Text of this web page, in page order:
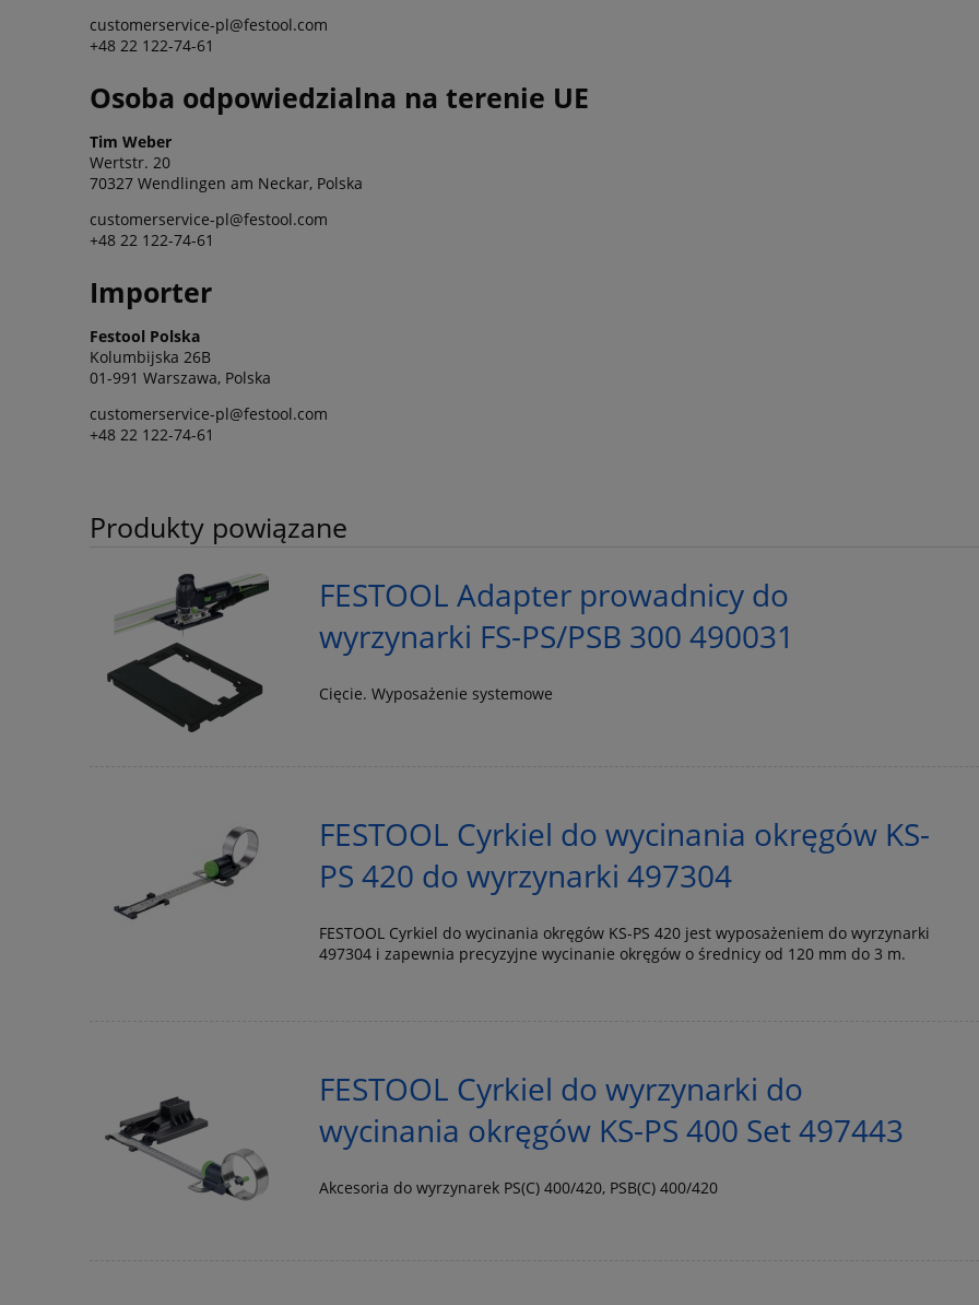
customerservice-pl@festool.com
+48 22 122-74-61
Osoba odpowiedzialna na terenie UE
Tim Weber
Wertstr. 20
70327 Wendlingen am Neckar, Polska
customerservice-pl@festool.com
+48 22 122-74-61
Importer
Festool Polska
Kolumbijska 26B
01-991 Warszawa, Polska
customerservice-pl@festool.com
+48 22 122-74-61
Produkty powiązane
FESTOOL Adapter prowadnicy do
wyrzynarki FS-PS/PSB 300 490031
Cięcie. Wyposażenie systemowe
FESTOOL Cyrkiel do wycinania okręgów KS-
PS 420 do wyrzynarki 497304
FESTOOL Cyrkiel do wycinania okręgów KS-PS 420 jest wyposażeniem do wyrzynarki
497304 i zapewnia precyzyjne wycinanie okręgów o średnicy od 120 mm do 3 m.
FESTOOL Cyrkiel do wyrzynarki do
wycinania okręgów KS-PS 400 Set 497443
Akcesoria do wyrzynarek PS(C) 400/420, PSB(C) 400/420